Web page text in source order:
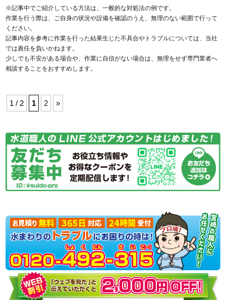
※記事中でご紹介している方法は、一般的な対処法の例です。
作業を行う際は、ご自身の状況や設備を確認のうえ、無理のない範囲で行って
ください。
記事内容を参考に作業を行った結果生じた不具合やトラブルについては、当社
では責任を負いかねます。
少しでも不安がある場合や、作業に自信がない場合は、無理をせず専門業者へ
相談することをおすすめします。
1 / 2 1 2 »